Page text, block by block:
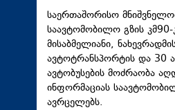
რეგიონი
კულტურა
სპორტი
ტექნოლოგიები
საერთაშორისო
საავტომობილო გზის კმ90-
მისაბმელიანი,
ავტოტრანსპორტის და 30
ავტობუსების მოძრაობა
ინფორმაციას
ავრცელებს.